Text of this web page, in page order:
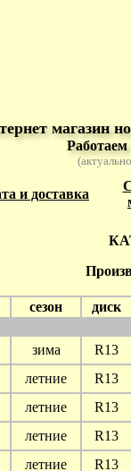
магазин
Работаем
и доставка
сезон диск
зима R13
летние R13
летние R13
летние R13
летние R13